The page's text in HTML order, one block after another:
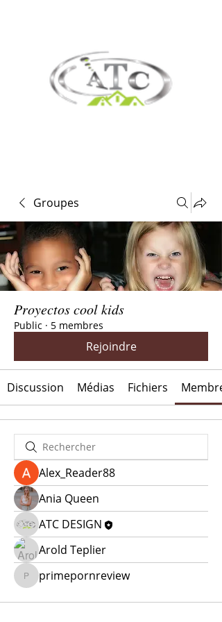
Groupes
Proyectos cool kids
Public · 5 membres
Rejoindre
Discussion Médias Fichiers
Alex_Reader88
Ania Queen
ATC DESIGN
Arold Teplier
primepornreview
primepornreview